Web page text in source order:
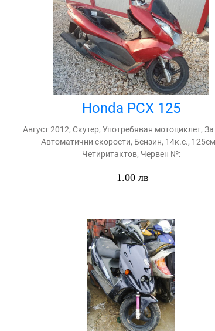
Honda PCX 125
Август 2012, Скутер, Употребяван мотоциклет, За
Автоматични скорости, Бензин, 14к.с.,
Четиритактов, Червен №:
1.00 лв